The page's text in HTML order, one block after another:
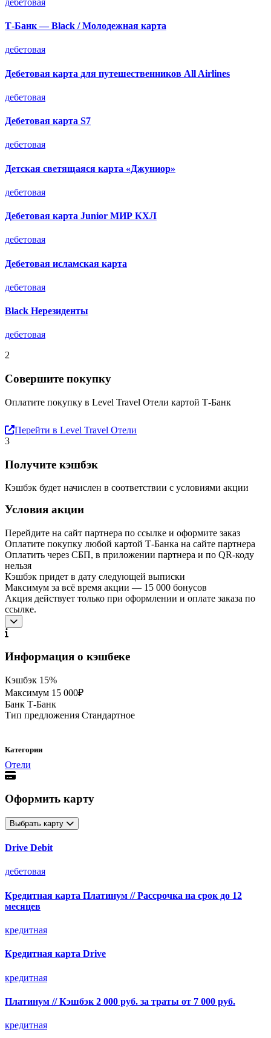
Т-Банк — Black / Молодежная карта
дебетовая
Дебетовая карта для путешественников All Airlines
дебетовая
Дебетовая карта S7
дебетовая
Детская светящаяся карта «Джуниор»
дебетовая
Дебетовая карта Junior МИР КХЛ
дебетовая
Дебетовая исламская карта
дебетовая
Black Нерезиденты
дебетовая
2
Совершите покупку
Оплатите покупку в Level Travel Отели картой Т-Банк
Перейти в Level Travel Отели
3
Получите кэшбэк
Кэшбэк будет начислен в соответствии с условиями акции
Условия акции
Перейдите на сайт партнера по ссылке и оформите заказ
Оплатите покупку любой картой Т‑Банка на сайте партнера
Оплатить через СБП, в приложении партнера и по QR-коду
нельзя
Кэшбэк придет в дату следующей выписки
Максимум за всё время акции — 15 000 бонусов
Акция действует только при оформлении и оплате заказа по
ссылке.
Информация о кэшбеке
Кэшбэк 15%
Максимум 15 000₽
Банк Т-Банк
Тип предложения Стандартное
Категории
Отели
Оформить карту
Выбрать карту
Drive Debit
дебетовая
Кредитная карта Платинум // Рассрочка на срок до 12
месяцев
кредитная
Кредитная карта Drive
кредитная
Платинум // Кэшбэк 2 000 руб. за траты от 7 000 руб.
кредитная